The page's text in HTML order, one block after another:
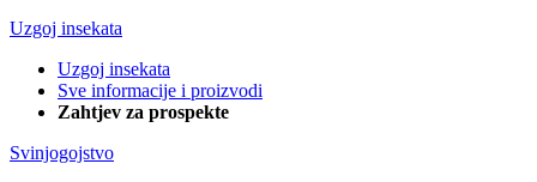
Uzgoj insekata
Uzgoj insekata
Sve informacije i proizvodi
Zahtjev za prospekte
Svinjogojstvo